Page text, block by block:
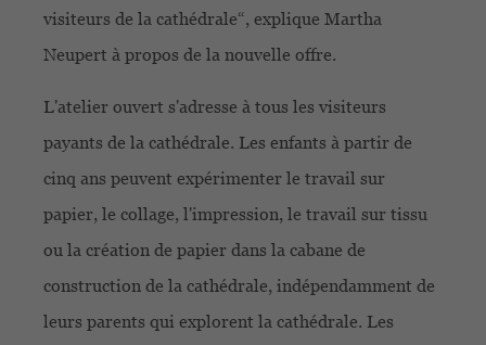
visiteurs de la cathédrale“, explique Martha
Neupert à propos de la nouvelle offre.
L'atelier ouvert s'adresse à tous les visiteurs
payants de la cathédrale. Les enfants à partir de
cinq ans peuvent expérimenter le travail sur
papier, le collage, l'impression, le travail sur tissu
ou la création de papier dans la cabane de
construction de la cathédrale, indépendamment de
leurs parents qui explorent la cathédrale. Les